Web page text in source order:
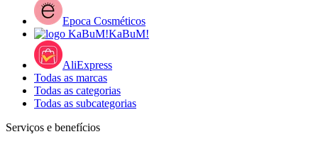
Epoca Cosméticos
KaBuM!
AliExpress
Todas as marcas
Todas as categorias
Todas as subcategorias
Serviços e benefícios